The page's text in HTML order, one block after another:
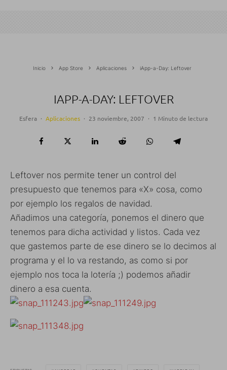
Inicio App Store Aplicaciones iApp-a-Day: Leftover
IAPP-A-DAY: LEFTOVER
Esfera · Aplicaciones · 23 noviembre, 2007 · 1 Minuto de lectura
Leftover nos permite tener un control del
presupuesto que tenemos para «X» cosa, como
por ejemplo los regalos de navidad.
Añadimos una categoría, ponemos el dinero que
tenemos para dicha actividad y listos. Cada vez
que gastemos parte de ese dinero se lo decimos al
programa y el lo va restando, as como si por
ejemplo nos toca la lotería ;) podemos añadir
dinero a esa cuenta.